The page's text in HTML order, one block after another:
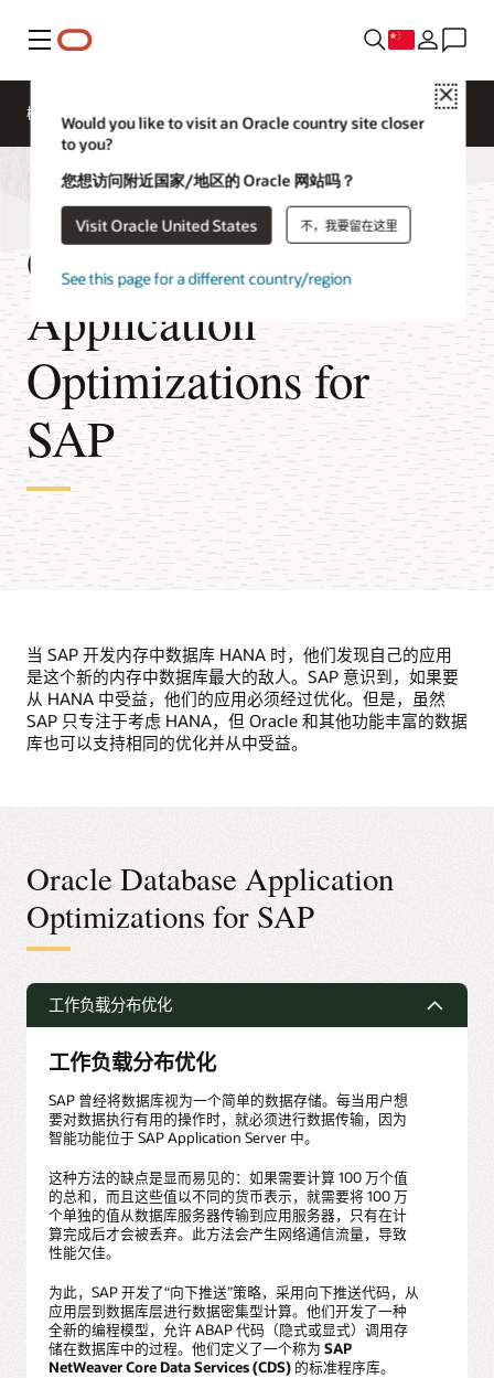
菜单
Close
Would you like to visit an Oracle country site closer
to you?
您想访问附近国家/地区的 Oracle 网站吗？
Visit Oracle United States 不，我要留在这里
See this page for a different country/region
概览 迁移至云端
Oracle Database
Application
Optimizations for
SAP
当 SAP 开发内存中数据库 HANA 时，他们发现自己的应用
是这个新的内存中数据库最大的敌人。SAP 意识到，如果要
从 HANA 中受益，他们的应用必须经过优化。但是，虽然
SAP 只专注于考虑 HANA，但 Oracle 和其他功能丰富的数据
库也可以支持相同的优化并从中受益。
Oracle Database Application
Optimizations for SAP
工作负载分布优化
工作负载分布优化
SAP 曾经将数据库视为一个简单的数据存储。每当用户想
要对数据执行有用的操作时，就必须进行数据传输，因为
智能功能位于 SAP Application Server 中。
这种方法的缺点是显而易见的：如果需要计算 100 万个值
的总和，而且这些值以不同的货币表示，就需要将 100 万
个单独的值从数据库服务器传输到应用服务器，只有在计
算完成后才会被丢弃。此方法会产生网络通信流量，导致
性能欠佳。
为此，SAP 开发了“向下推送”策略，采用向下推送代码，从
应用层到数据库层进行数据密集型计算。他们开发了一种
全新的编程模型，允许 ABAP 代码（隐式或显式）调用存
储在数据库中的过程。他们定义了一个称为 SAP
NetWeaver Core Data Services (CDS) 的标准程序库。